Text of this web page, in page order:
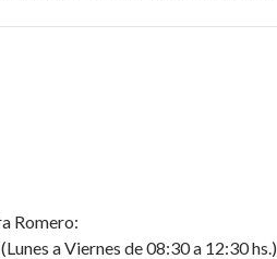
Romero:
unes a Viernes de 08:30 a 12:30 hs.)